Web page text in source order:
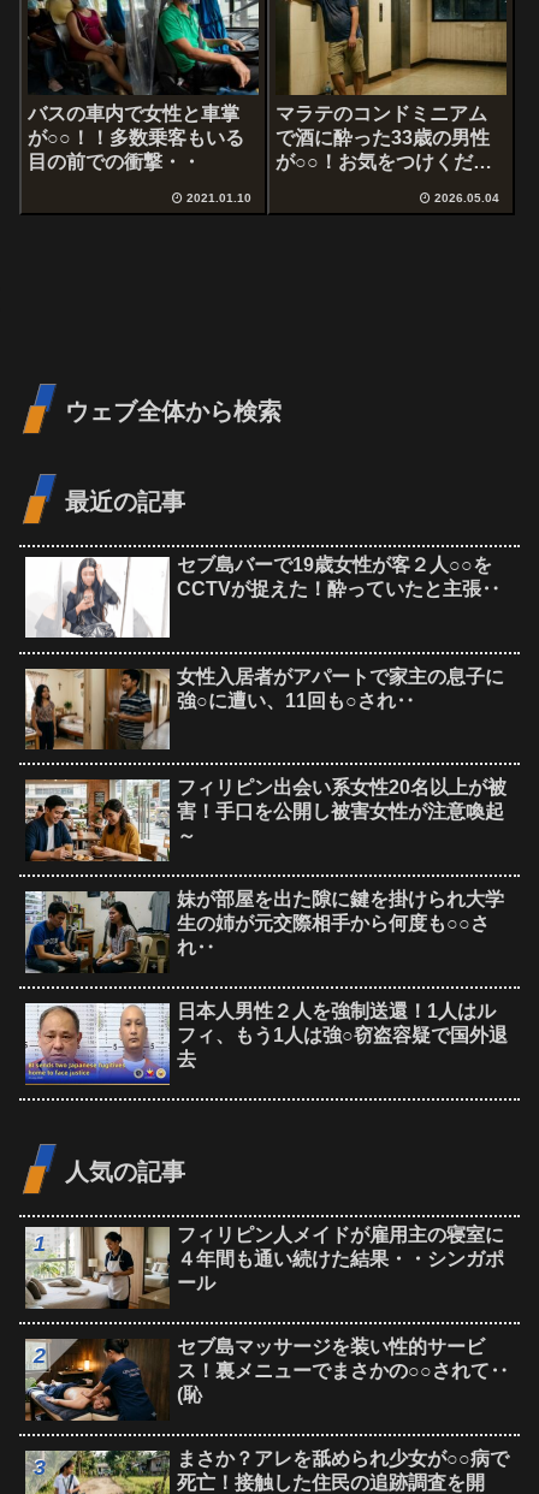
バスの車内で女性と車掌
が○○！！多数乗客もいる
目の前での衝撃・・
2021.01.10
マラテのコンドミニアム
で酒に酔った33歳の男性
が○○！お気をつけくださ
2026.05.04
ウェブ全体から検索
最近の記事
セブ島バーで19歳女性が客２人○○を
CCTVが捉えた！酔っていたと主張‥
女性入居者がアパートで家主の息子に
強○に遭い、11回も○され‥
フィリピン出会い系女性20名以上が被
害！手口を公開し被害女性が注意喚起
～
妹が部屋を出た隙に鍵を掛けられ大学
生の姉が元交際相手から何度も○○さ
れ‥
日本人男性２人を強制送還！1人はル
フィ、もう1人は強○窃盗容疑で国外退
去
人気の記事
フィリピン人メイドが雇用主の寝室に
４年間も通い続けた結果・・シンガポ
ール
セブ島マッサージを装い性的サービ
ス！裏メニューでまさかの○○されて‥
(恥
まさか？アレを舐められ少女が○○病で
死亡！接触した住民の追跡調査を開